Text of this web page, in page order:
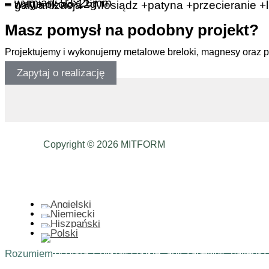
– wymiary 53x26mm
– waga około 12g
– galwanizacja – Mosiądz +patyna +przecieranie
Masz pomysł na podobny projekt?
Projektujemy i wykonujemy metalowe breloki, magnesy oraz
Zapytaj o realizację
Copyright © 2026 MITFORM
Ta strona korzysta z plików cookie, aby zapewnić
Rozumiem